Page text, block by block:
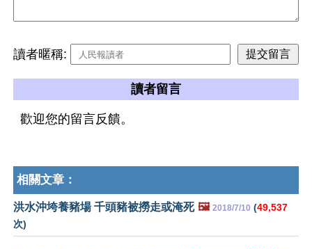
讀者暱稱:
讀者留言
歡迎您的留言反饋。
相關文章：
洪水沖垮養豬場 千頭豬被撈走或淹死 🖼️ 2018/7/10 (49,537
次)